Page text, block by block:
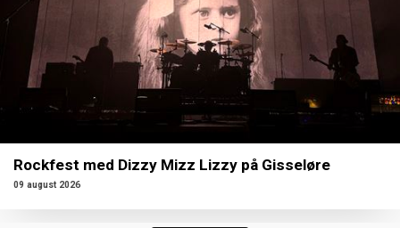
Rockfest med Dizzy Mizz Lizzy på Gisseløre
09 august 2026